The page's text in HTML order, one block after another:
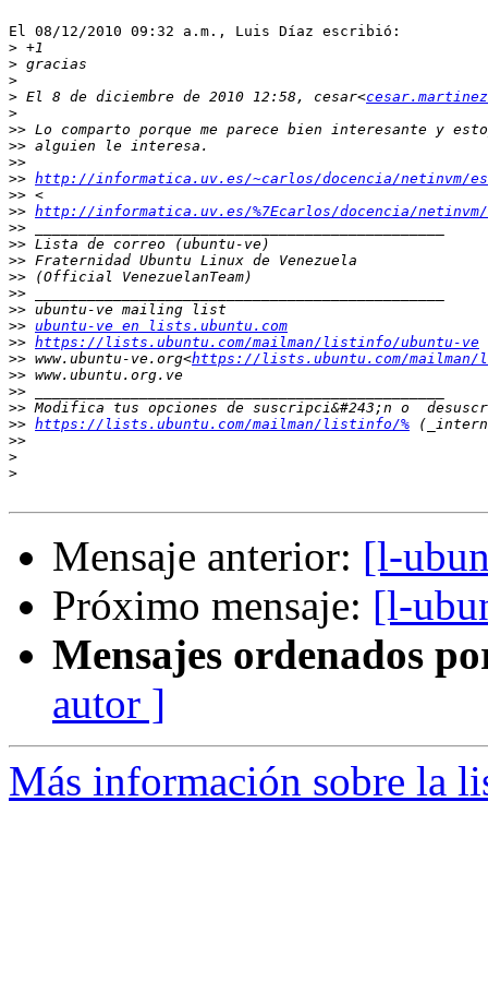
El 08/12/2010 09:32 a.m., Luis Díaz escribió:
>
>
>
> El 8 de diciembre de 2010 12:58, cesar<
>
>>
>>
>>
>> http://informatica.uv.es/~carlos/docencia/netinvm/
>>
>> http://informatica.uv.es/%7Ecarlos/docencia/
>>
>>
>>
>>
>>
>>
>> ubuntu-ve en lists.ubuntu.com
>> https://lists.ubuntu.com/mailman/listinfo/ubuntu-ve
>> www.ubuntu-ve.org<https://lists.ubuntu.com/mailman/
>>
>>
>>
>> https://lists.ubuntu.com/mailman/listinfo/%
>>
>
>
Mensaje anterior: [l-
Próximo mensaje: [l-
Mensajes ordenados
autor ]
Más información sobre la